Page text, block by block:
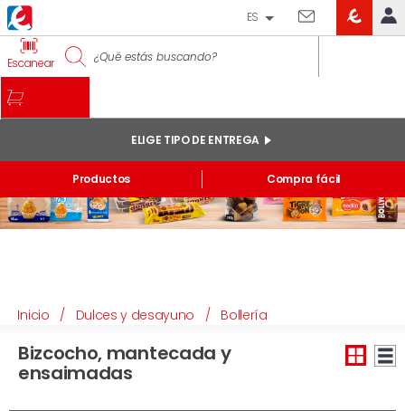
IDENTIFÍCATE
Pedidos online
Mis productos comprados en tienda y online
Listas
ES
Escanear
Productos
ELIGE TIPO DE ENTREGA
Compra fácil
Inicio / Dulces y desayuno / Bollería
Bizcocho, mantecada y
ensaimadas